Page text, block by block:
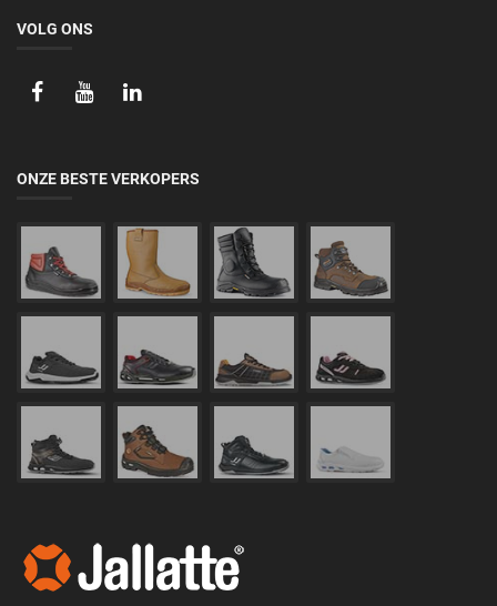
VOLG ONS
ONZE BESTE VERKOPERS